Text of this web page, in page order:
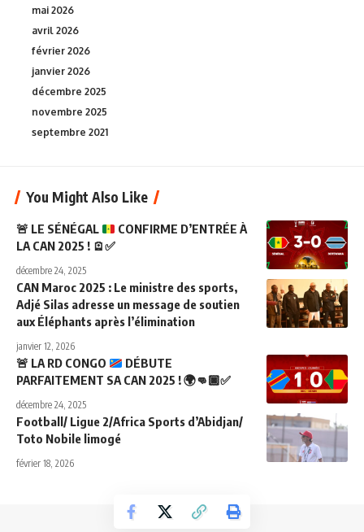
mai 2026
avril 2026
février 2026
janvier 2026
décembre 2025
novembre 2025
septembre 2021
You Might Also Like
🚨 LE SÉNÉGAL
CONFIRME D’ENTRÉE À
LA CAN 2025 ! 🪫✅
décembre 24, 2025
CAN Maroc 2025 : Le ministre des sports,
Adjé Silas adresse un message de soutien
aux Éléphants après l’élimination
janvier 12, 2026
🚨 LA RD CONGO
DÉBUTE
PARFAITEMENT SA CAN 2025 !🌍👊🏿✅
décembre 24, 2025
Football/ Ligue 2/Africa Sports d’Abidjan/
Toto Nobile limogé
février 18, 2026